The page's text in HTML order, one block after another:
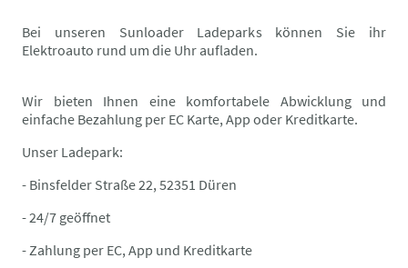
Bei unseren Sunloader Ladeparks können Sie ihr
Elektroauto rund um die Uhr aufladen.
Wir bieten Ihnen eine komfortabele Abwicklung und
einfache Bezahlung per EC Karte, App oder Kreditkarte.
Unser Ladepark:
- Binsfelder Straße 22, 52351 Düren
- 24/7 geöffnet
- Zahlung per EC, App und Kreditkarte